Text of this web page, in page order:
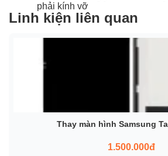
phải kính vỡ
Linh kiện liên quan
Thay màn hình Samsung
1.500.000đ